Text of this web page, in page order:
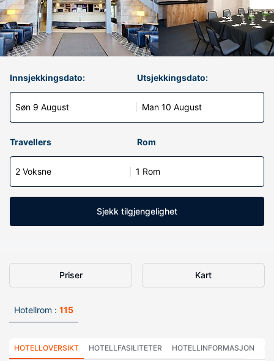
Innsjekkingsdato:
Søn 9 August
Utsjekkingsdato:
Man 10 August
Travellers Rom
2 Voksne 1 Rom
Sjekk tilgjengelighet
Priser Kart
Hotellrom : 115
HOTELLOVERSIKT HOTELLFASILITETER HOTELLINFORMASJON